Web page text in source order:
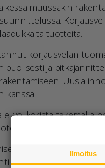
muussakin
tuotteita.
korjausvelan
ja
Uusia
kanssa.
ei voi korjata tekemällä
ja
parhaat tuotteet
Ilmoitus